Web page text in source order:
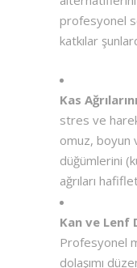
profesyonel
katkılar
Kas
stres ve
omuz, boyun
düğümlerini
ağrıları
Kan ve Lenf
Profesyonel
dolaşımı